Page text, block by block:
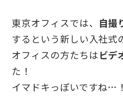
東京オフィスでは、 自撮
するという新しい入社式
オフィスの方たちはビデ
た！
イマドキっぽいですね…